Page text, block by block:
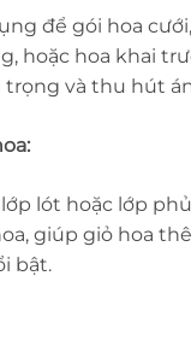
để gói hoa
hoặc hoa khai
trọng và thu hút
lót hoặc lớp
giúp giỏ hoa
bật.